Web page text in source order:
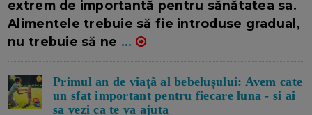
extrem de importantă pentru sănătatea sa.
Alimentele trebuie să fie introduse gradual,
nu trebuie să ne ...
Primul an de viață al bebelușului: Avem cate
un sfat important pentru fiecare luna - si ai
sa vezi ca te va ajuta